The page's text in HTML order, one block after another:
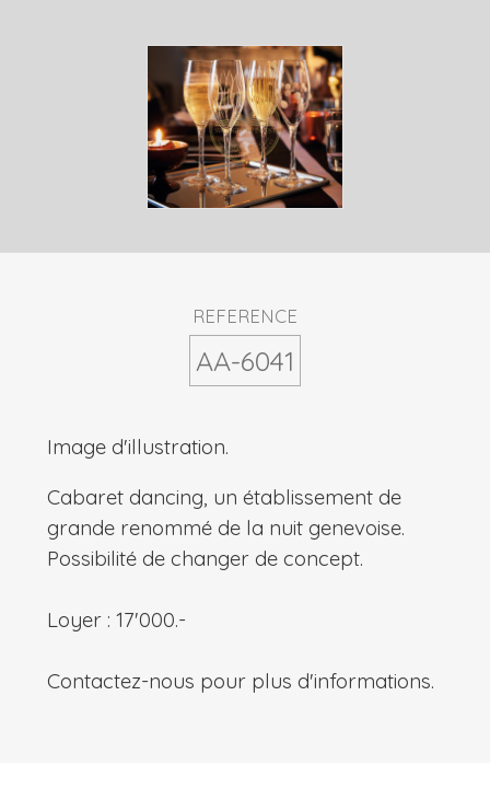
REFERENCE
AA-6041
Image d'illustration.
Cabaret dancing, un établissement de
grande renommé de la nuit genevoise.
Possibilité de changer de concept.
Loyer : 17'000.-
Contactez-nous pour plus d'informations.